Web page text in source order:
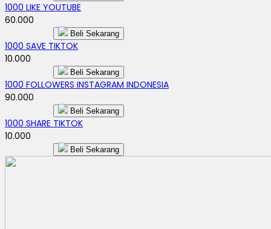
1000 LIKE YOUTUBE
60.000
Beli Sekarang
1000 SAVE TIKTOK
10.000
Beli Sekarang
1000 FOLLOWERS INSTAGRAM INDONESIA
90.000
Beli Sekarang
1000 SHARE TIKTOK
10.000
Beli Sekarang